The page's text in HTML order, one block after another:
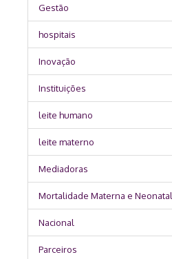
Gestão
hospitais
Inovação
Instituições
leite humano
leite materno
Mediadoras
Mortalidade Materna e Neonatal
Nacional
Parceiros